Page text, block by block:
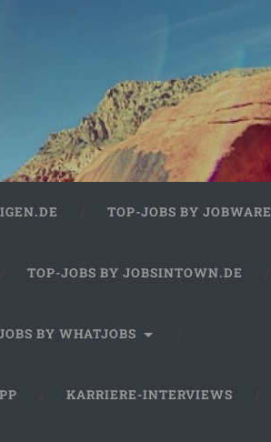
TOP-JOBS BY JOBWARE
TOP-JOBS BY JOBSINTOWN.DE
BY WHATJOBS
KARRIERE-INTERVIEWS